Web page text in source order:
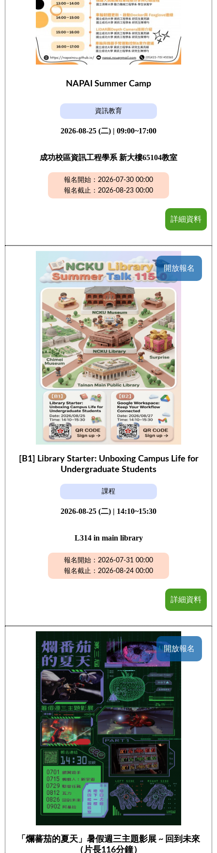
NAPAI Summer Camp
資訊教育
2026-08-25 (二) | 09:00~17:00
成功校區資訊工程學系 新大樓65104教室
報名開始：2026-07-30 00:00
報名截止：2026-08-23 00:00
詳細資料
開放報名
[B1] Library Starter: Unboxing Campus Life for
Undergraduate Students
課程
2026-08-25 (二) | 14:10~15:30
L314 in main library
報名開始：2026-07-31 00:00
報名截止：2026-08-24 00:00
詳細資料
開放報名
「爛蕃茄的夏天」暑假週三主題影展 ~ 回到未來
（片長116分鐘）